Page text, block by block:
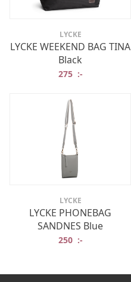
LYCKE
LYCKE WEEKEND BAG TINA
Black
275 :-
LYCKE
LYCKE PHONEBAG
SANDNES Blue
250 :-